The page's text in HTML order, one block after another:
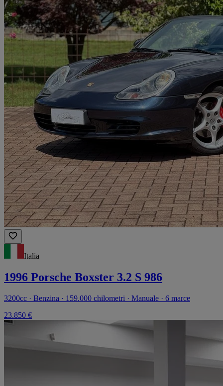
Italia
1996 Porsche Boxster 3.2 S 986
3200cc · Benzina · 159.000 chilometri · Manuale · 6 marce
23.850 €